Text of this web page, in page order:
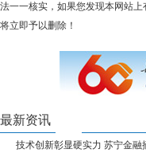
法一一核实，如果您发现本网站
将立即予以删除！
最新资讯
技术创新彰显硬实力 苏宁金融